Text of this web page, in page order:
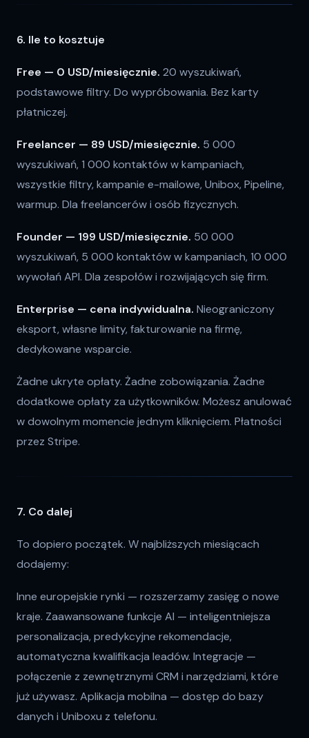
6. Ile to kosztuje
Free — 0 USD/miesięcznie. 20 wyszukiwań,
podstawowe filtry. Do wypróbowania. Bez karty
płatniczej.
Freelancer — 89 USD/miesięcznie. 5 000
wyszukiwań, 1 000 kontaktów w kampaniach,
wszystkie filtry, kampanie e-mailowe, Unibox, Pipeline,
warmup. Dla freelancerów i osób fizycznych.
Founder — 199 USD/miesięcznie. 50 000
wyszukiwań, 5 000 kontaktów w kampaniach, 10 000
wywołań API. Dla zespołów i rozwijających się firm.
Enterprise — cena indywidualna. Nieograniczony
eksport, własne limity, fakturowanie na firmę,
dedykowane wsparcie.
Żadne ukryte opłaty. Żadne zobowiązania. Żadne
dodatkowe opłaty za użytkowników. Możesz anulować
w dowolnym momencie jednym kliknięciem. Płatności
przez Stripe.
7. Co dalej
To dopiero początek. W najbliższych miesiącach
dodajemy:
Inne europejskie rynki — rozszerzamy zasięg o nowe
kraje. Zaawansowane funkcje AI — inteligentniejsza
personalizacja, predykcyjne rekomendacje,
automatyczna kwalifikacja leadów. Integracje —
połączenie z zewnętrznymi CRM i narzędziami, które
już używasz. Aplikacja mobilna — dostęp do bazy
danych i Uniboxu z telefonu.